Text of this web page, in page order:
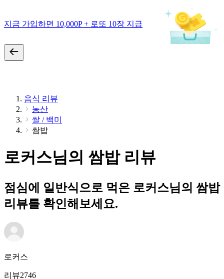
지금 가입하면 10,000P + 로또 10장 지급
음식 리뷰
농산
쌀 / 백미
쌈밥
로커스님의 쌈밥 리뷰
점심에 일반식으로 먹은 로커스님의 쌈밥
리뷰를 확인해보세요.
로커스
리뷰2746